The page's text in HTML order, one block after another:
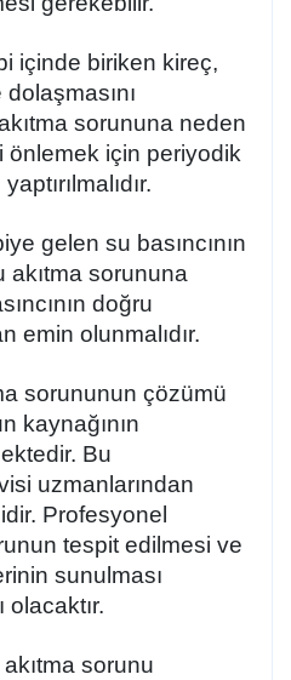
içinde biriken kireç,
sorununa neden
önlemek için periyodik
gelen su basıncının
akıtma sorununa
doğru
emin olunmalıdır.
sorununun çözümü
kaynağının
Bu
uzmanlarından
Profesyonel
tespit edilmesi ve
sunulması
olacaktır.
sorunu